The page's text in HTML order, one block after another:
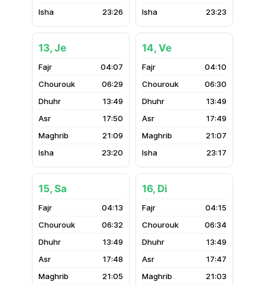
23:26
23:23
13, Je
04:07
06:29
13:49
17:50
21:09
23:20
14, Ve
04:10
06:30
13:49
17:49
21:07
23:17
15, Sa
04:13
06:32
13:49
17:48
21:05
16, Di
04:15
06:34
13:49
17:47
21:03